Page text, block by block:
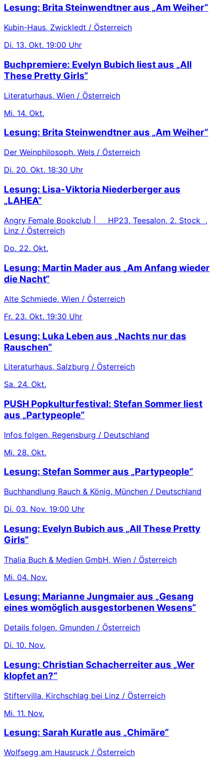
Lesung: Brita Steinwendtner aus „Am Weiher“
Kubin-Haus, Zwickledt / Österreich
Di. 13. Okt. 19:00 Uhr
Buchpremiere: Evelyn Bubich liest aus „All
These Pretty Girls“
Literaturhaus, Wien / Österreich
Mi. 14. Okt.
Lesung: Brita Steinwendtner aus „Am Weiher“
Der Weinphilosoph, Wels / Österreich
Di. 20. Okt. 18:30 Uhr
Lesung: Lisa-Viktoria Niederberger aus
„LAHEA“
Angry Female Bookclub | HP23, Teesalon, 2. Stock ,
Linz / Österreich
Do. 22. Okt.
Lesung: Martin Mader aus „Am Anfang wieder
die Nacht“
Alte Schmiede, Wien / Österreich
Fr. 23. Okt. 19:30 Uhr
Lesung: Luka Leben aus „Nachts nur das
Rauschen“
Literaturhaus, Salzburg / Österreich
Sa. 24. Okt.
PUSH Popkulturfestival: Stefan Sommer liest
aus „Partypeople“
Infos folgen, Regensburg / Deutschland
Mi. 28. Okt.
Lesung: Stefan Sommer aus „Partypeople“
Buchhandlung Rauch & König, München / Deutschland
Di. 03. Nov. 19:00 Uhr
Lesung: Evelyn Bubich aus „All These Pretty
Girls“
Thalia Buch & Medien GmbH, Wien / Österreich
Mi. 04. Nov.
Lesung: Marianne Jungmaier aus „Gesang
eines womöglich ausgestorbenen Wesens“
Details folgen, Gmunden / Österreich
Di. 10. Nov.
Lesung: Christian Schacherreiter aus „Wer
klopfet an?“
Stiftervilla, Kirchschlag bei Linz / Österreich
Mi. 11. Nov.
Lesung: Sarah Kuratle aus „Chimäre“
Wolfsegg am Hausruck / Österreich